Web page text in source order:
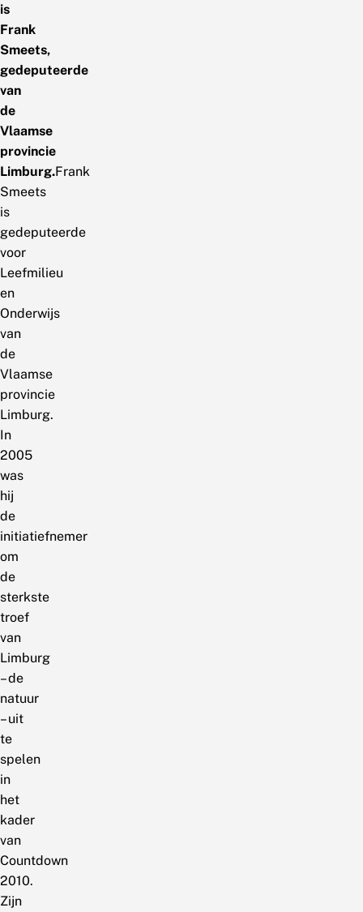
is
Frank
Smeets,
gedeputeerde
van
de
Vlaamse
provincie
Limburg.Frank
Smeets
is
gedeputeerde
voor
Leefmilieu
en
Onderwijs
van
de
Vlaamse
provincie
Limburg.
In
2005
was
hij
de
initiatiefnemer
om
de
sterkste
troef
van
Limburg
– de
natuur
– uit
te
spelen
in
het
kader
van
Countdown
2010.
Zijn